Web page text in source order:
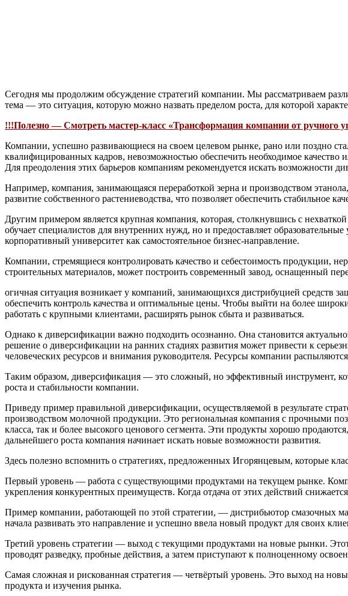
Сегодня мы продолжим обсуждение стратегий компании. Мы рассматриваем
тема — это ситуация, которую можно назвать пределом роста, для которой
!!!Полезно — Смотреть мастер-класс «Трансформация компании от ручного
Компании, успешно развивающиеся на своем целевом рынке, рано или поздно
квалифицированных кадров, невозможностью обеспечить необходимое
Для преодоления этих барьеров компаниям рекомендуется искать возможности
Например, компания, занимающаяся переработкой зерна и производством
развитие собственного растениеводства, что позволяет обеспечить стабильное
Другим примером является крупная компания, которая, столкнувшись с
обучает специалистов для внутренних нужд, но и предоставляет
корпоративный университет как самостоятельное бизнес-направление.
Компании, стремящиеся контролировать качество и себестоимость продукции,
строительных материалов, может построить современный завод, оснащенный
огичная ситуация возникает у компаний, занимающихся дистрибуцией средств
обеспечить контроль качества и оптимальные цены. Чтобы выйти на более
работать с крупными клиентами, расширять рынок сбыта и развиваться.
Однако к диверсификации важно подходить осознанно. Она становится
решение о диверсификации на ранних стадиях развития может привести к
человеческих ресурсов и внимания руководителя. Ресурсы компании
Таким образом, диверсификация — это сложный, но эффективный инструмент,
роста и стабильности компании.
Приведу пример правильной диверсификации, осуществляемой в результате
производством молочной продукции. Это региональная компания с прочными
класса, так и более высокого ценового сегмента. Эти продукты хорошо
дальнейшего роста компания начинает искать новые возможности развития.
Здесь полезно вспомнить о стратегиях, предложенных Игорянцевым, которые
Первый уровень — работа с существующими продуктами на текущем рынке.
укрепления конкурентных преимуществ. Когда отдача от этих действий
Пример компании, работающей по этой стратегии, — дистрибьютор смазочных
начала развивать это направление и успешно ввела новый продукт для своих
Третий уровень стратегии — выход с текущими продуктами на новые рынки.
проводят разведку, пробные действия, а затем приступают к полноценному
Самая сложная и рискованная стратегия — четвёртый уровень. Это выход на
продукта и изучения рынка.